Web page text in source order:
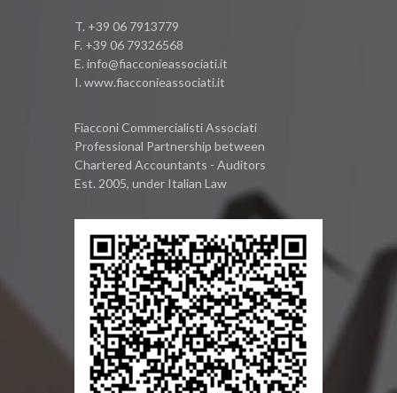
T. +39 06 7913779
F. +39 06 79326568
E. info@fiacconieassociati.it
I. www.fiacconieassociati.it
Fiacconi Commercialisti Associati
Professional Partnership between
Chartered Accountants - Auditors
Est. 2005, under Italian Law